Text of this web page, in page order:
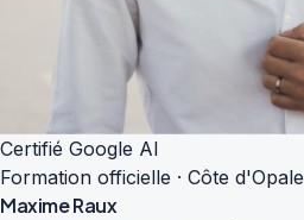
Certifié Google AI
Formation officielle · Côte d'Opale
Maxime Raux